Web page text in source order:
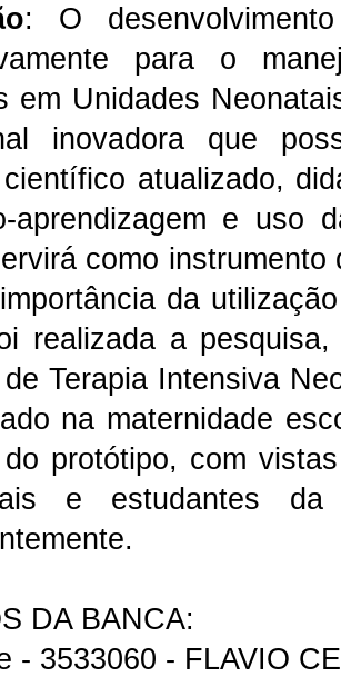
: O
para o
em Unidades
inovadora que
atualizado,
aprendizagem e uso
como
da
realizada a
Terapia Intensiva
na maternidade
do protótipo, com
e estudantes
DA BANCA:
- 3533060 - FLAVIO